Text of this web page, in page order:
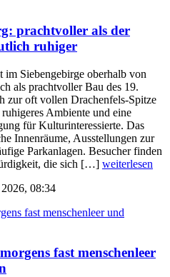
prachtvoller als der
ruhiger
im Siebengebirge oberhalb von
als prachtvoller Bau des 19.
zur oft vollen Drachenfels-Spitze
Ambiente und eine
für Kulturinteressierte. Das
Innenräume, Ausstellungen zur
Parkanlagen. Besucher finden
die sich […] weiterlesen
08:34
fast menschenleer